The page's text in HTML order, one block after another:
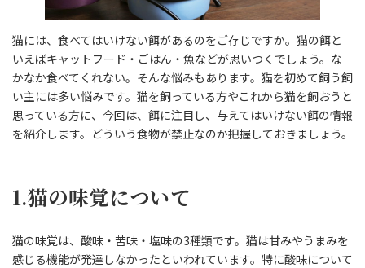
猫には、食べてはいけない餌があるのをご存じですか。猫の餌と
いえばキャットフード・ごはん・魚などが思いつくでしょう。な
かなか食べてくれない。そんな悩みもあります。猫を初めて飼う飼
い主には多い悩みです。猫を飼っている方やこれから猫を飼おうと
思っている方に、今回は、餌に注目し、与えてはいけない餌の情報
を紹介します。どういう食物が禁止なのか把握しておきましょう。
1.猫の味覚について
猫の味覚は、酸味・苦味・塩味の3種類です。猫は甘みやうまみを
感じる機能が発達しなかったといわれています。特に酸味について